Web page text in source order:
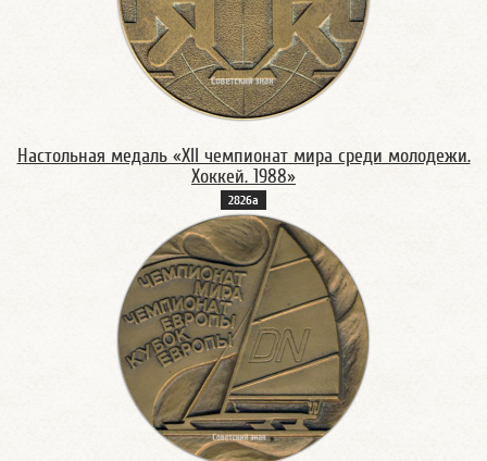
Настольная медаль «XII чемпионат мира среди молодежи.
Хоккей. 1988»
2826а